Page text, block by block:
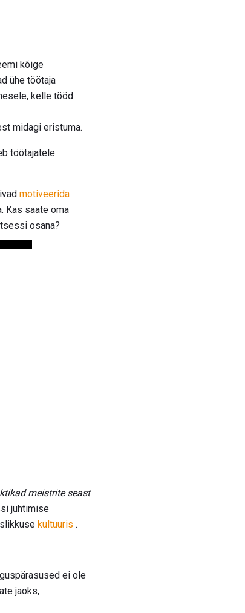
kõige
ühe töötaja
kelle tööd
midagi eristuma.
töötajatele
motiveerida
Kas saate oma
osana?
meistrite seast
juhtimise
kultuuris .
ei ole
jaoks,